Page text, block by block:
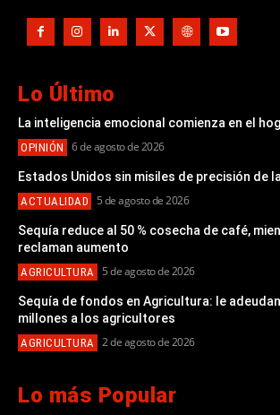
Lo Último
La inteligencia emocional comienza en el
OPINIÓN 6 de agosto de 2026
Estados Unidos sin misiles de precisión de
ACTUALIDAD 5 de agosto de 2026
Sequía reduce al 50 % cosecha de café,
reclaman aumento
AGRICULTURA 5 de agosto de 2026
Sequía de fondos en Agricultura: le
millones a los agricultores
AGRICULTURA 2 de agosto de 2026
Lo más Popular